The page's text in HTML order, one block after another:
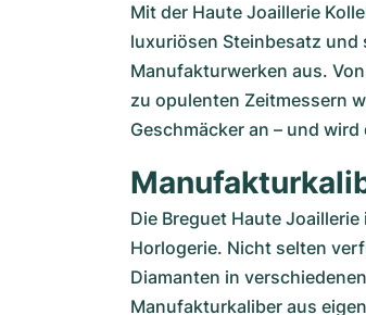
Mit der Haute Joaillerie
luxuriösen Steinbesatz
Manufakturwerken aus.
zu opulenten Zeitmessern
Geschmäcker an – und
Die Breguet Haute
Horlogerie. Nicht selten
Diamanten in
Manufakturkaliber aus